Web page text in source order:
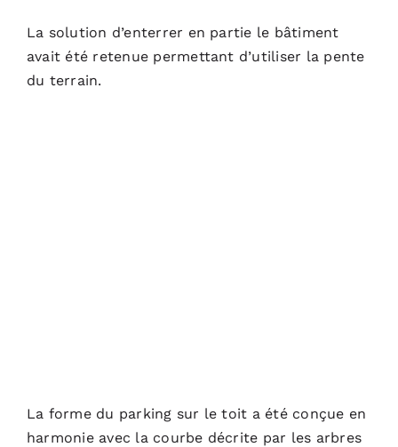
La solution d’enterrer en partie le bâtiment
avait été retenue permettant d’utiliser la pente
du terrain.
La forme du parking sur le toit a été conçue en
harmonie avec la courbe décrite par les arbres